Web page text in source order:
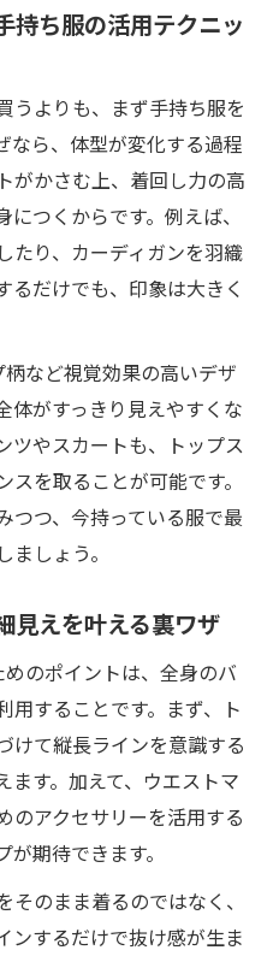
持ち服の活用テクニッ
うよりも、まず手持ち服を
なら、体型が変化する過程
がかさむ上、着回し力の高
つくからです。例えば、
たり、カーディガンを羽織
るだけでも、印象は大きく
など視覚効果の高いデザ
体がすっきり見えやすくな
ツやスカートも、トップス
を取ることが可能です。
つつ、今持っている服で最
しょう。
見えを叶える裏ワザ
のポイントは、全身のバ
用することです。まず、ト
けて縦長ラインを意識する
ます。加えて、ウエストマ
のアクセサリーを活用する
期待できます。
のまま着るのではなく、
ンするだけで抜け感が生ま